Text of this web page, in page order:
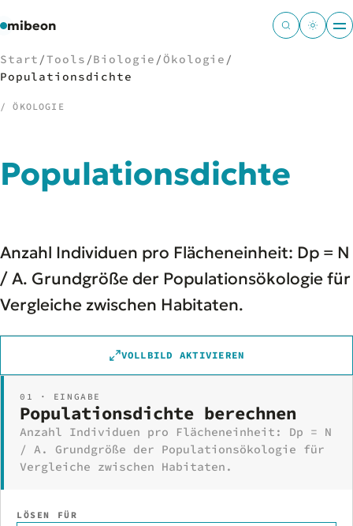
mibeon
01Start
MB
05Docs
06Tools
07Welten
Start /Tools /Biologie /Ökologie /
Populationsdichte
/ ÖKOLOGIE
Populationsdichte
Anzahl Individuen pro Flächeneinheit: Dp = N
/ A. Grundgröße der Populationsökologie für
Vergleiche zwischen Habitaten.
VOLLBILD AKTIVIEREN
01 · EINGABE
Populationsdichte berechnen
Anzahl Individuen pro Flächeneinheit: Dp = N
/ A. Grundgröße der Populationsökologie für
Vergleiche zwischen Habitaten.
LÖSEN FÜR